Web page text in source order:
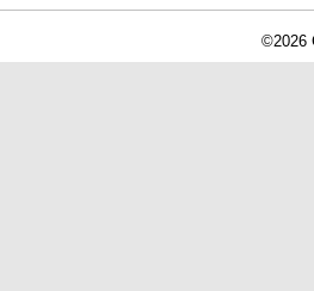
©2026